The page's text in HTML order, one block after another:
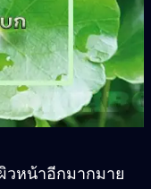
วหน้าอีกมากมาย